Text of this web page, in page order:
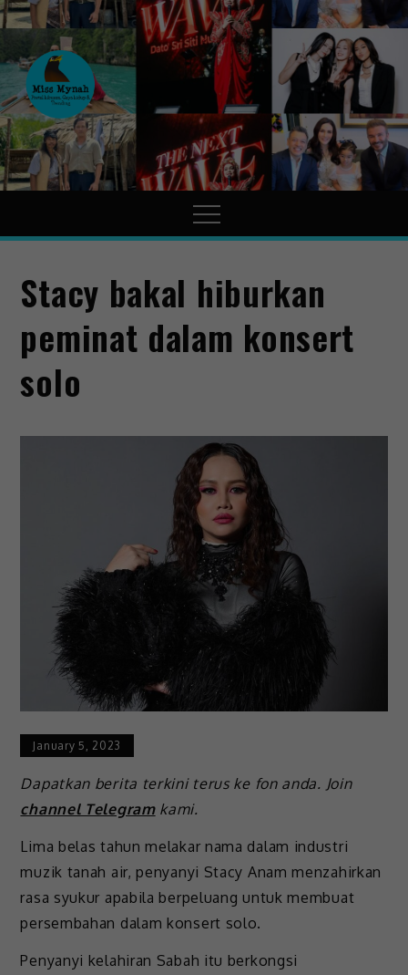
MissMynah
Portal Hiburan, Gaya Hidup
& Trending
Stacy bakal hiburkan
peminat dalam konsert
solo
January 5, 2023
Dapatkan berita terkini terus ke fon anda. Join
channel Telegramkami.
Lima belas tahun melakar nama dalam industri
muzik tanah air, penyanyi Stacy Anam menzahirkan
rasa syukur apabila berpeluang untuk membuat
persembahan dalam konsert solo.
Penyanyi kelahiran Sabah itu berkongsi